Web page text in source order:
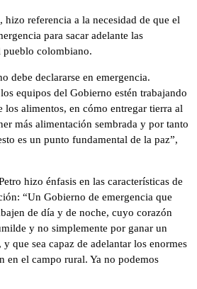
hizo referencia a la necesidad de que el
para sacar adelante las
pueblo colombiano.
debe declararse en emergencia.
equipos del Gobierno estén trabajando
los alimentos, en cómo entregar tierra al
más alimentación sembrada y por tanto
es un punto fundamental de la paz”,
hizo énfasis en las características de
“Un Gobierno de emergencia que
de día y de noche, cuyo corazón
y no simplemente por ganar un
que sea capaz de adelantar los enormes
en el campo rural. Ya no podemos